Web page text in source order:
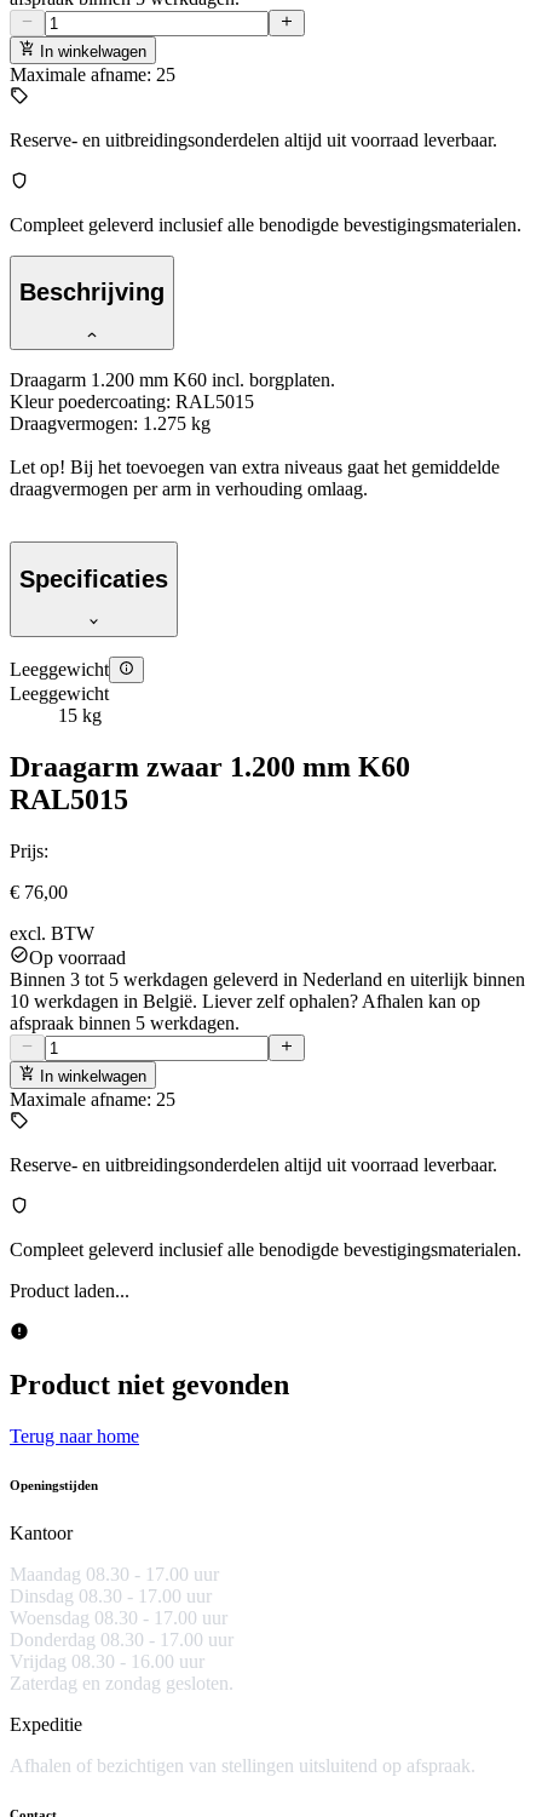
In winkelwagen
Maximale afname: 25
Reserve- en uitbreidingsonderdelen altijd uit voorraad leverbaar.
Compleet geleverd inclusief alle benodigde bevestigingsmaterialen.
Beschrijving
Draagarm 1.200 mm K60 incl. borgplaten.
Kleur poedercoating: RAL5015
Draagvermogen: 1.275 kg
Let op! Bij het toevoegen van extra niveaus gaat het gemiddelde
draagvermogen per arm in verhouding omlaag.
Specificaties
Leeggewicht
Leeggewicht
15 kg
Draagarm zwaar 1.200 mm K60
RAL5015
Prijs:
€ 76,00
excl. BTW
Op voorraad
Binnen 3 tot 5 werkdagen geleverd in Nederland en uiterlijk binnen
10 werkdagen in België. Liever zelf ophalen? Afhalen kan op
afspraak binnen 5 werkdagen.
In winkelwagen
Maximale afname: 25
Reserve- en uitbreidingsonderdelen altijd uit voorraad leverbaar.
Compleet geleverd inclusief alle benodigde bevestigingsmaterialen.
Product laden...
Product niet gevonden
Terug naar home
Openingstijden
Kantoor
Maandag 08.30 - 17.00 uur
Dinsdag 08.30 - 17.00 uur
Woensdag 08.30 - 17.00 uur
Donderdag 08.30 - 17.00 uur
Vrijdag 08.30 - 16.00 uur
Zaterdag en zondag gesloten.
Expeditie
Afhalen of bezichtigen van stellingen uitsluitend op afspraak.